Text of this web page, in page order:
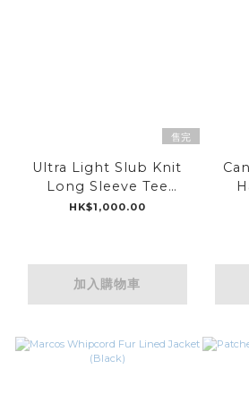
售完
Ultra Light Slub Knit
Long Sleeve Tee
(Navy)
HK$1,000.00
加入購物車